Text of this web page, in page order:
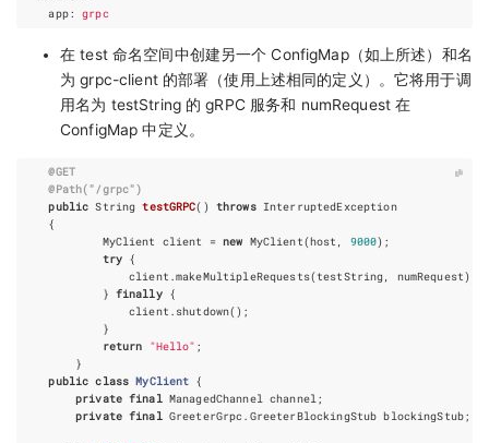
app: grpc
在 test 命名空间中创建另一个 ConfigMap（如上所述）和名
为 grpc-client 的部署（使用上述相同的定义）。它将用于调
用名为 testString 的 gRPC 服务和 numRequest 在
ConfigMap 中定义。
@GET
@Path("/grpc")
public String testGRPC() throws InterruptedException
{
MyClient
client = new MyClient(host , 9000);
try {
client .makeMultipleRequests(testString, numRequest);
} finally {
client . shutdown();
}
return
"Hello" ;
}
public class MyClient {
private final ManagedChannel channel;
private final GreeterGrpc . GreeterBlockingStub blockingStub;